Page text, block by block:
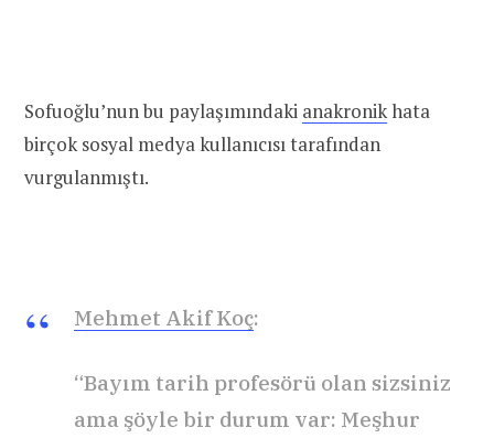
Sofuoğlu’nun bu paylaşımındaki anakronikhata
birçok sosyal medya kullanıcısı tarafından
vurgulanmıştı.
Mehmet Akif Koç:
“Bayım tarih profesörü olan sizsiniz
ama şöyle bir durum var: Meşhur